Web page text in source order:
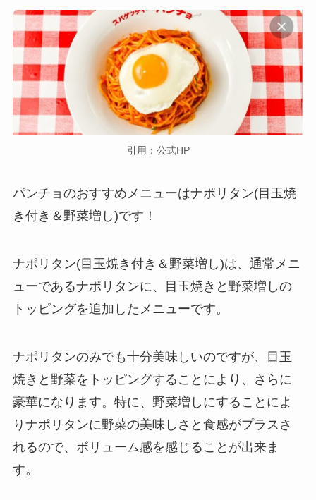
引用：公式HP
パンチョのおすすめメニューはナポリタン(目玉焼
き付き＆野菜増し)です！
ナポリタン(目玉焼き付き＆野菜増し)は、通常メニ
ューであるナポリタンに、目玉焼きと野菜増しの
トッピングを追加したメニューです。
ナポリタンのみでも十分美味しいのですが、目玉
焼きと野菜をトッピングすることにより、さらに
豪華になります。特に、野菜増しにすることによ
りナポリタンに野菜の美味しさと食感がプラスさ
れるので、ボリューム感を感じることが出来ま
す。